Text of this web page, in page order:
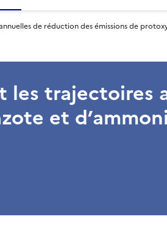
de réduction des émissions de
trajectoires
et